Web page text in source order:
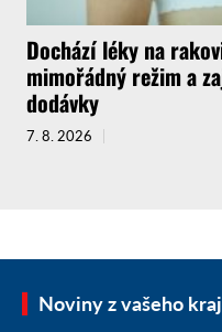
Dochází léky na
mimořádný režim a
dodávky
7. 8. 2026
Noviny z vašeho